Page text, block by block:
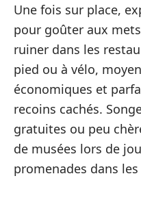
Une fois sur place,
pour goûter aux
ruiner dans les
pied ou à vélo,
économiques et
recoins cachés.
gratuites ou peu
de musées lors de
promenades dans